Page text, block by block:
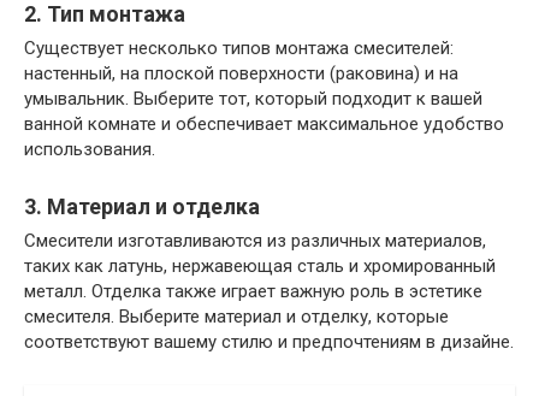
2. Тип монтажа
Существует несколько типов монтажа смесителей:
настенный, на плоской поверхности (раковина) и на
умывальник. Выберите тот, который подходит к вашей
ванной комнате и обеспечивает максимальное удобство
использования.
3. Материал и отделка
Смесители изготавливаются из различных материалов,
таких как латунь, нержавеющая сталь и хромированный
металл. Отделка также играет важную роль в эстетике
смесителя. Выберите материал и отделку, которые
соответствуют вашему стилю и предпочтениям в дизайне.